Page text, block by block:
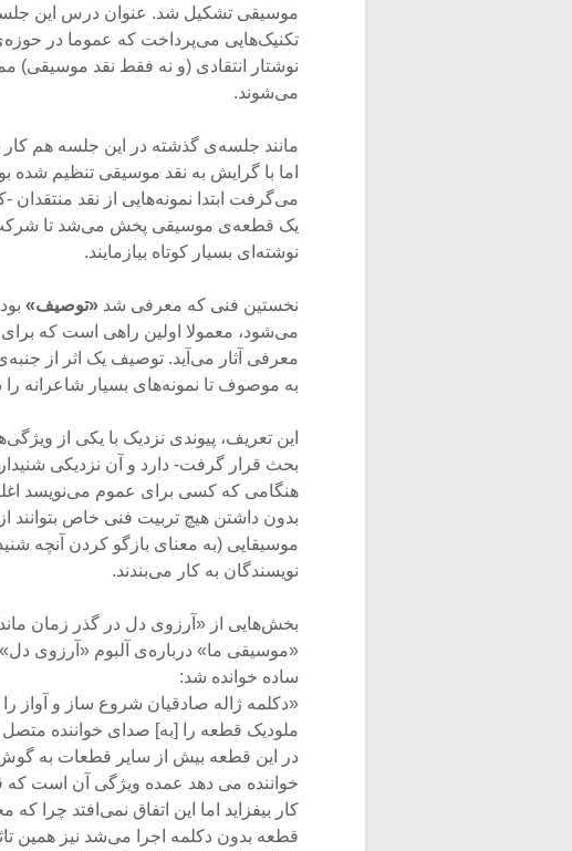
موسیقی تشکیل شد. عنوان درس این
تکنیک‌هایی می‌پرداخت که عموما در
نوشتار انتقادی (و نه فقط نقد موسیقی)
می‌شوند.
مانند جلسه‌ی گذشته در این جلسه هم
اما با گرایش به نقد موسیقی تنظیم
می‌گرفت ابتدا نمونه‌هایی از نقد
یک قطعه‌ی موسیقی پخش می‌شد تا
نوشته‌ای بسیار کوتاه بیازمایند.
نخستین فنی که معرفی شد «توصیف»
می‌شود، معمولا اولین راهی است که
معرفی آثار می‌آید. توصیف یک اثر از
به موصوف تا نمونه‌های بسیار شاعرانه را
این تعریف، پیوندی نزدیک با یکی از
بحث قرار گرفت- دارد و آن نزدیکی
هنگامی که کسی برای عموم می‌نویسد
بدون داشتن هیچ تربیت فنی خاص بتوانند
موسیقایی (به معنای بازگو کردن آنچه
نویسندگان به کار می‌بندند.
بخش‌هایی از «آرزوی دل در گذر زمان
«موسیقی ما» درباره‌ی آلبوم «آرزوی
ساده خوانده شد:
«دکلمه ژاله صادقیان شروع ساز و آواز
ملودیک قطعه را [به] صدای خواننده
در این قطعه بیش از سایر قطعات به
خواننده می دهد عمده ویژگی آن است که
کار بیفزاید اما این اتفاق نمی‌افتد چرا
قطعه بدون دکلمه اجرا می‌شد نیز همین